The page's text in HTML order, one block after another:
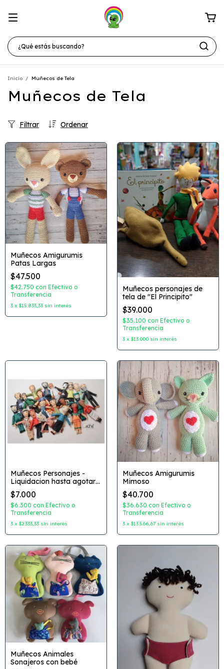
Inicio / Muñecos de Tela
Muñecos de Tela
Ordenar
Filtrar
Muñecos Amigurumis
Patas Largas
$47.500
$42.750 con Efectivo o
Transferencia
3 x $15.833,33 sin interés
Muñecos personajes de
tela de "El Principito"
$39.000
$35.100 con Efectivo o
Transferencia
3 x $13.000 sin interés
Muñecos Personajes -
Liquidacion hasta agotar
stock - AcHé
$7.000
$6.300 con Efectivo o
Transferencia
3 x $2.333,33 sin interés
Muñecos Amigurumis
Mimoso
$40.700
$36.630 con Efectivo o
Transferencia
3 x $13.566,67 sin interés
Muñecos Animales
Sonajeros con bebé